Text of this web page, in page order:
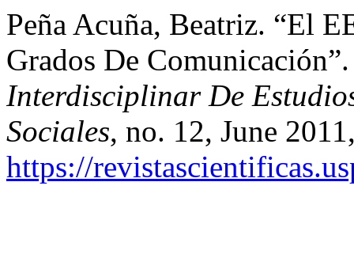
Peña Acuña, Beatriz. “El
Grados De
Interdisciplinar De
Sociales, no. 12, June
https://